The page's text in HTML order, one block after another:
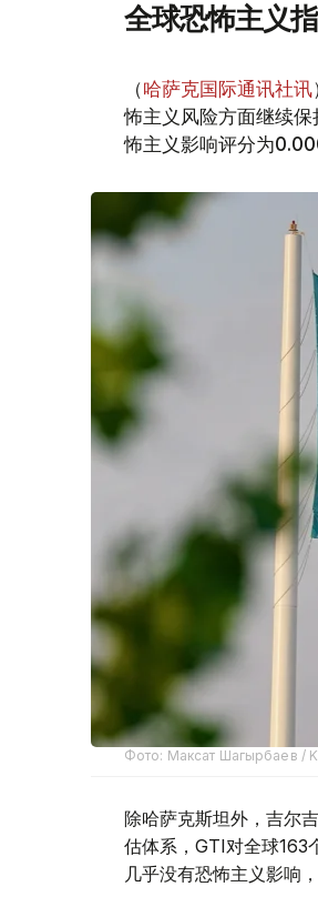
全球恐怖主义
（哈萨克国际通讯社讯
怖主义风险方面继续
怖主义影响评分为
Фото: Максат Шагырбаев /
除哈萨克斯坦外，吉尔
估体系，GTI对全球163
几乎没有恐怖主义影响